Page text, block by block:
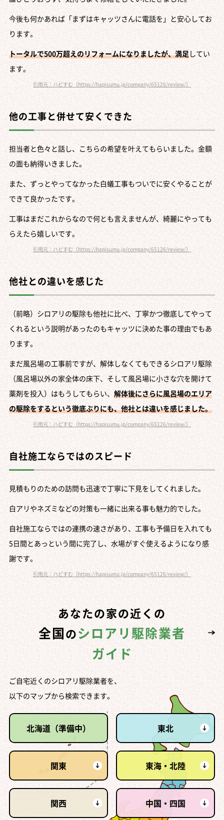
今後も何かあれば「まずはキャッツさんに電話を」と安心してお
ります。
トータルで500万超えのリフォームになりましたが、満足してい
ます。
引用元：ハピすむ（https://hapisumu.jp/company/65126/review/）
他の工事と併せて安くできた
担当者と色々と話し、こちらの希望を叶えてもらいました。金額
の面も納得いきました。
また、ずっとやってなかった白蟻工事もついでに安くやることが
できて良かったです。
工事はまだこれからなので何とも言えませんが、綺麗にやっても
らえたら嬉しいです。
引用元：ハピすむ（https://hapisumu.jp/company/65126/review/）
他社との違いを感じた
（前略）シロアリの駆除も他社に比べ、丁寧かつ徹底してやって
くれるという説明があったのもキャッツに決めた事の理由でもあ
ります。
まだ風呂場の工事前ですが、解体しなくてもできるシロアリ駆除
（風呂場以外の家全体の床下、そして風呂場に小さな穴を開けて
薬剤を投入）はもうしてもらい、 解体後にさらに風呂場のエリア
の駆除をするという徹底ぶりにも、他社とは違いを感じました。
引用元：ハピすむ（https://hapisumu.jp/company/65126/review/）
自社施工ならではのスピード
見積もりのための訪問も迅速で丁寧に下見をしてくれました。
白アリやネズミなどの対策も一緒に出来る事も魅力的でした。
自社施工ならではの連携の速さがあり、工事も予備日を入れても
5日間とあっという間に完了し、水場がすぐ使えるようになり感
謝です。
引用元：ハピすむ（https://hapisumu.jp/company/65126/review/）
あなたの家の近くの
全国のシロアリ駆除業者
ガイド
ご自宅近くのシロアリ駆除業者を、
以下のマップから検索できます。
北海道（準備中） 東北
関東 東海・北陸
関西 中国・四国